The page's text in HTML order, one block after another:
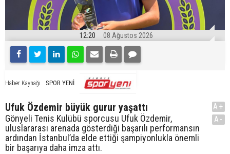
12:20 08 Ağustos 2026
Haber Kaynağı SPOR YENİ
Ufuk Özdemir büyük gurur yaşattı
Gönyeli Tenis Kulübü sporcusu Ufuk Özdemir,
uluslararası arenada gösterdiği başarılı performansın
ardından İstanbul’da elde ettiği şampiyonlukla önemli
bir başarıya daha imza attı.
A+
A-